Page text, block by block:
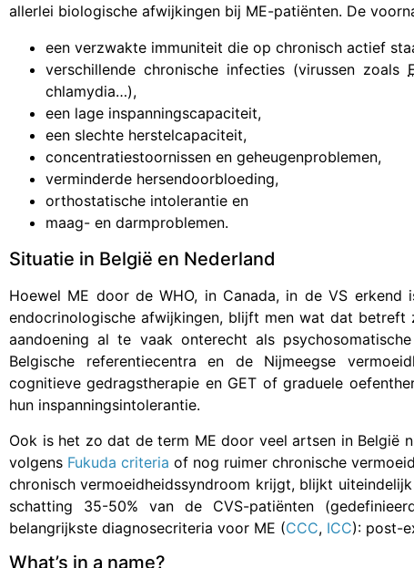
allerlei biologische afwijkingen bij ME-patiënten. De
een verzwakte immuniteit die op chronisch actief
verschillende chronische infecties (virussen zoals
chlamydia…),
een lage inspanningscapaciteit,
een slechte herstelcapaciteit,
concentratiestoornissen en geheugenproblemen,
verminderde hersendoorbloeding,
orthostatische intolerantie en
maag- en darmproblemen.
Situatie in België en Nederland
Hoewel ME door de WHO, in Canada, in de VS erkend
endocrinologische afwijkingen, blijft men wat dat
aandoening al te vaak onterecht als
Belgische referentiecentra en de Nijmeegse
cognitieve gedragstherapie en GET of graduele
hun inspanningsintolerantie.
Ook is het zo dat de term ME door veel artsen in België
volgens Fukuda criteria of nog ruimer chronische
chronisch vermoeidheidssyndroom krijgt, blijkt
schatting 35-50% van de CVS-patiënten
belangrijkste diagnosecriteria voor ME (CCC, ICC): post-
What’s in a name?